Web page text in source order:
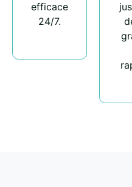
efficace
24/7.